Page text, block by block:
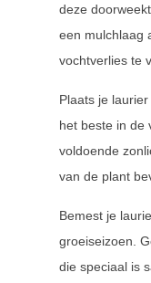
deze
een mulchlaag
vochtverlies te
Plaats je
het beste in de
voldoende
van de plant
Bemest je
groeiseizoen.
die speciaal is